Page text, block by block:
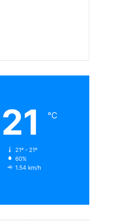
21 ℃
21º - 21º
60%
1.54 km/h